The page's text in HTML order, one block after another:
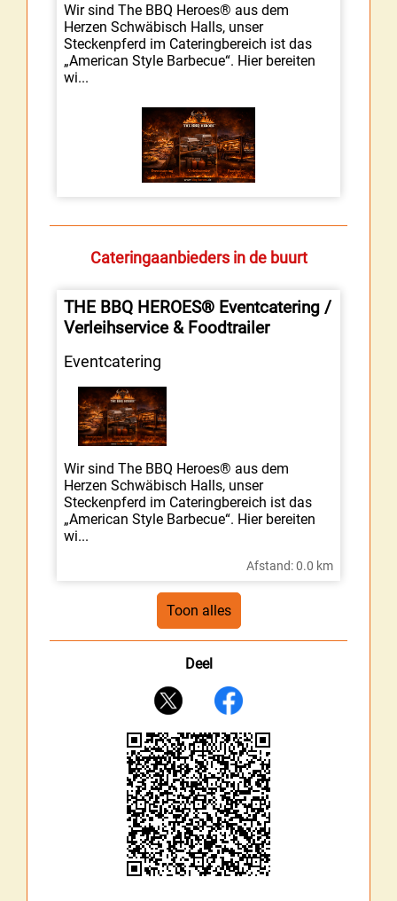
Wir sind The BBQ Heroes® aus dem
Herzen Schwäbisch Halls, unser
Steckenpferd im Cateringbereich ist das
„American Style Barbecue“. Hier bereiten
wi...
Cateringaanbieders in de buurt
THE BBQ HEROES® Eventcatering /
Verleihservice & Foodtrailer
Eventcatering
Wir sind The BBQ Heroes® aus dem
Herzen Schwäbisch Halls, unser
Steckenpferd im Cateringbereich ist das
„American Style Barbecue“. Hier bereiten
wi...
Afstand: 0.0 km
Deel